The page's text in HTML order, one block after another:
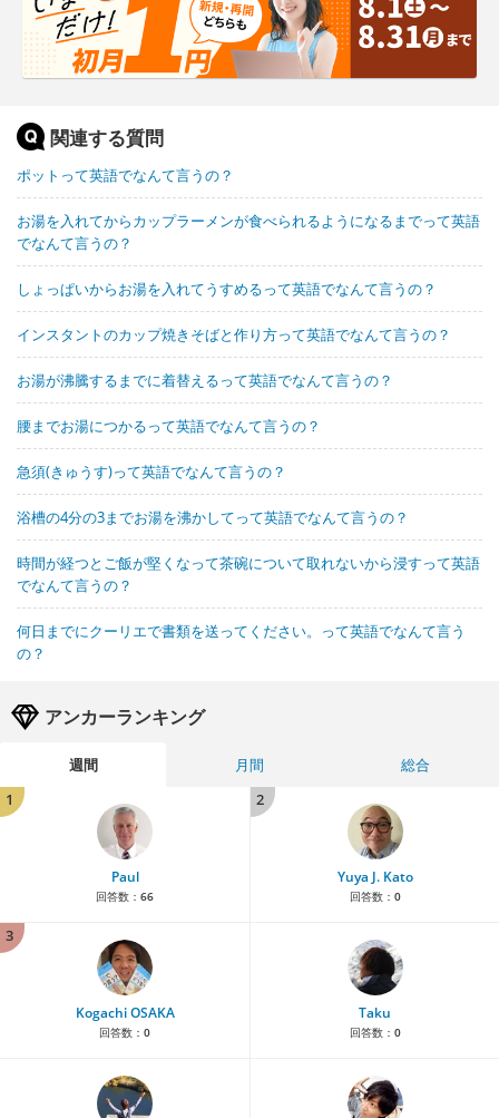
関連する質問
ポットって英語でなんて言うの？
お湯を入れてからカップラーメンが食べられるようになるまでって英語
でなんて言うの？
しょっぱいからお湯を入れてうすめるって英語でなんて言うの？
インスタントのカップ焼きそばと作り方って英語でなんて言うの？
お湯が沸騰するまでに着替えるって英語でなんて言うの？
腰までお湯につかるって英語でなんて言うの？
急須(きゅうす)って英語でなんて言うの？
浴槽の4分の3までお湯を沸かしてって英語でなんて言うの？
時間が経つとご飯が堅くなって茶碗について取れないから浸すって英語
でなんて言うの？
何日までにクーリエで書類を送ってください。って英語でなんて言う
の？
アンカーランキング
週間 月間
総合
1
Paul
回答数： 66
2
Yuya J. Kato
回答数： 0
3
Kogachi OSAKA
回答数： 0
Taku
回答数： 0